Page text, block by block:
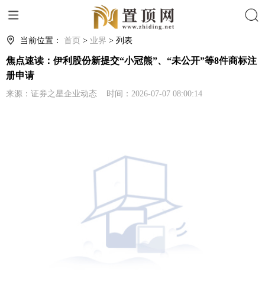
当前位置： 首页 > 业界 > 列表
焦点速读：伊利股份新提交“小冠熊”、“未公开”等8件商标注
册申请
来源：证券之星企业动态 时间：2026-07-07 08:00:14